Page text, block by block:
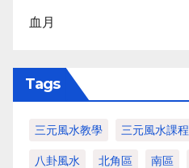
血月
Tags
三元風水教學 三元風水課程
八卦風水 北角區 南區